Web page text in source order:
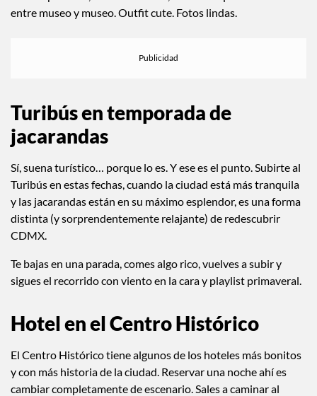
entre museo y museo. Outfit cute. Fotos lindas.
Turibús en temporada de
jacarandas
Sí, suena turístico… porque lo es. Y ese es el punto. Subirte al
Turibús en estas fechas, cuando la ciudad está más tranquila
y las jacarandas están en su máximo esplendor, es una forma
distinta (y sorprendentemente relajante) de redescubrir
CDMX.
Te bajas en una parada, comes algo rico, vuelves a subir y
sigues el recorrido con viento en la cara y playlist primaveral.
Hotel en el Centro Histórico
El Centro Histórico tiene algunos de los hoteles más bonitos
y con más historia de la ciudad. Reservar una noche ahí es
cambiar completamente de escenario. Sales a caminar al